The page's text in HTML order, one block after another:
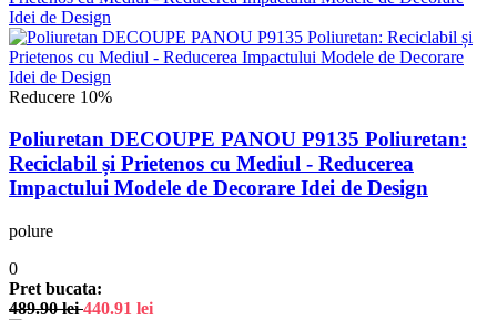
Reducere 10%
Poliuretan DECOUPE PANOU P9135 Poliuretan:
Reciclabil și Prietenos cu Mediul - Reducerea
Impactului Modele de Decorare Idei de Design
polure
0
Pret bucata:
489.90lei 440.91 lei